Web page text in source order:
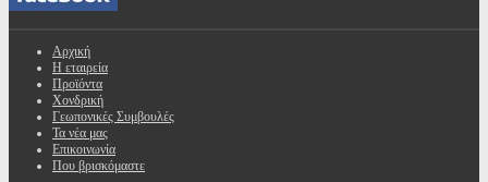
Αρχική
Η εταιρεία
Προϊόντα
Χονδρική
Γεωπονικές Συμβουλές
Τα νέα μας
Επικοινωνία
Που βρισκόμαστε